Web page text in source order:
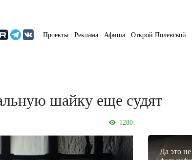
Проекты Реклама Афиша Открой Полевской
шайку еще судят
1280
Да это